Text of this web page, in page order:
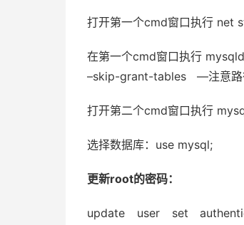
打开第一个cmd窗口执行 net
在第一个cmd窗口执行
–skip-grant-tables —注意路
打开第二个cmd窗口执行
选择数据库：use mysql;
更新root的密码：
update user set